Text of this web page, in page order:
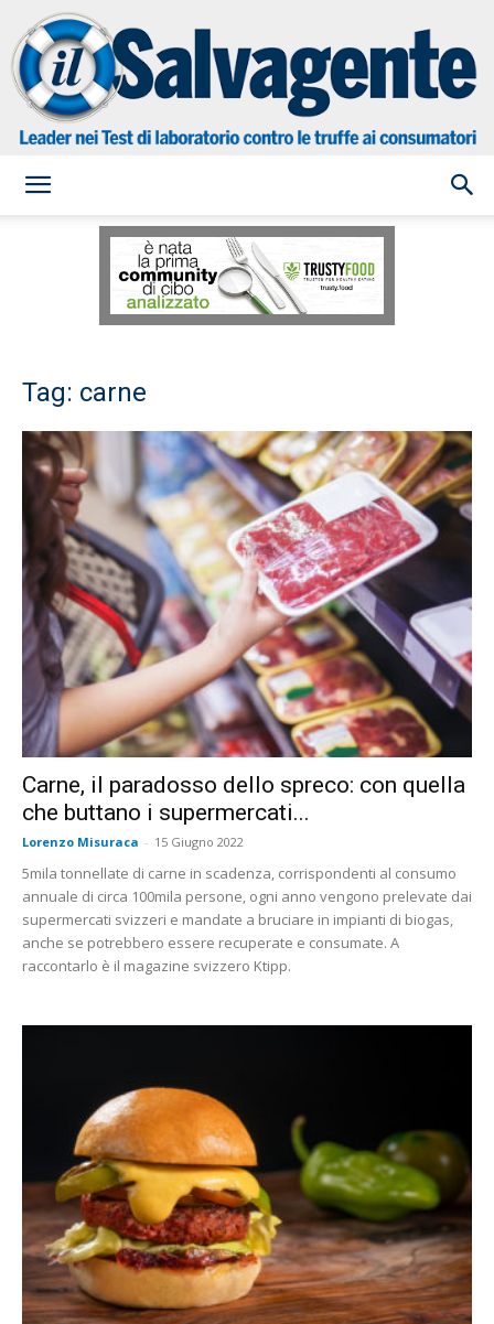
Salvagente
Tag: carne
Carne, il paradosso dello spreco: con quella
che buttano i supermercati...
Lorenzo Misuraca - 15 Giugno 2022
5mila tonnellate di carne in scadenza, corrispondenti al consumo
annuale di circa 100mila persone, ogni anno vengono prelevate dai
supermercati svizzeri e mandate a bruciare in impianti di biogas,
anche se potrebbero essere recuperate e consumate. A
raccontarlo è il magazine svizzero Ktipp.